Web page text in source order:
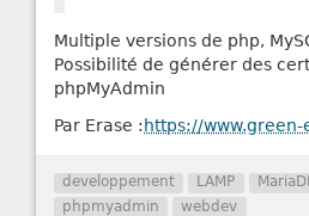
Multiple versions de php,
Possibilité de générer des
phpMyAdmin
Par Erase : https://
developpement LAMP
phpmyadmin
webdev